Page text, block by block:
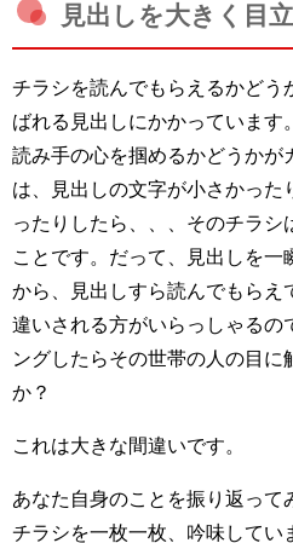
見出しを大きく目
チラシを読んでもらえるかどう
ばれる見出しにかかっています
読み手の心を掴めるかどうかが
は、見出しの文字が小さかった
ったりしたら、、、そのチラシ
ことです。だって、見出しを
から、見出しすら読んでもらえ
違いされる方がいらっしゃるの
ングしたらその世帯の人の目に
か？
これは大きな間違いです。
あなた自身のことを振り返って
チラシを一枚一枚、吟味してい